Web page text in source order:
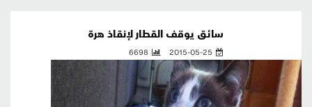
سائق يوقف القطار لإنقاذ هرة
2015-05-25
6698